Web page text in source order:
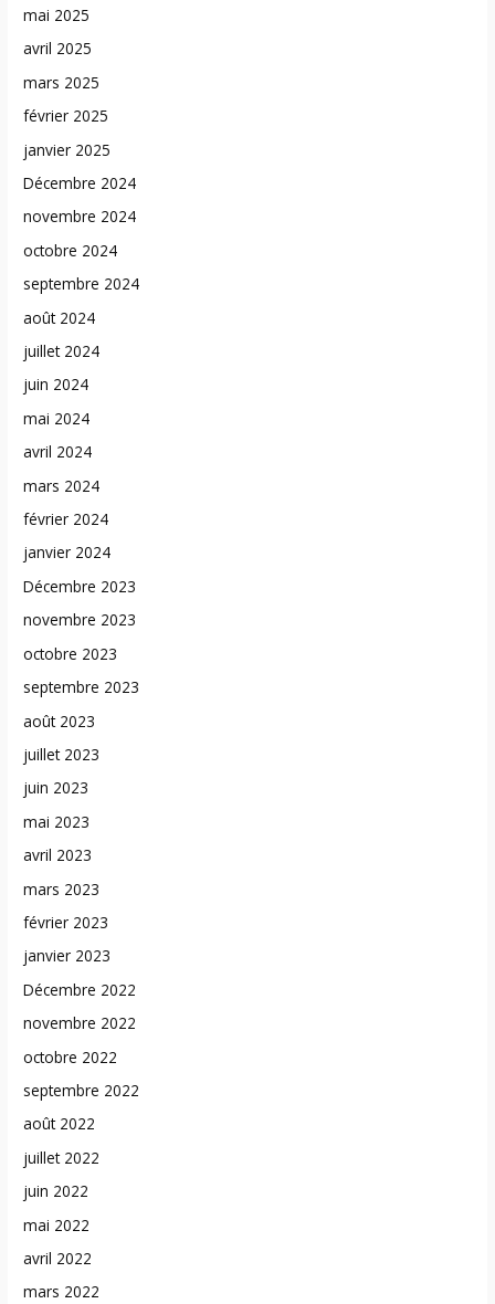
mai 2025
avril 2025
mars 2025
février 2025
janvier 2025
Décembre 2024
novembre 2024
octobre 2024
septembre 2024
août 2024
juillet 2024
juin 2024
mai 2024
avril 2024
mars 2024
février 2024
janvier 2024
Décembre 2023
novembre 2023
octobre 2023
septembre 2023
août 2023
juillet 2023
juin 2023
mai 2023
avril 2023
mars 2023
février 2023
janvier 2023
Décembre 2022
novembre 2022
octobre 2022
septembre 2022
août 2022
juillet 2022
juin 2022
mai 2022
avril 2022
mars 2022